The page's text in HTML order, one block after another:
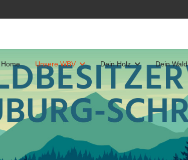
Home Unsere WBV Dein Holz Dein Wald